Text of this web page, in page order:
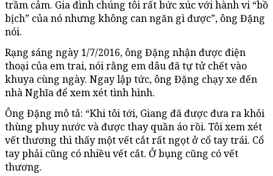
trầm cảm. Gia đình chúng tôi rất bức xúc với hành vi “bồ
bịch” của nó nhưng không can ngăn gì được”, ông Đặng
nói.
Rạng sáng ngày 1/7/2016, ông Đặng nhận được điện
thoại của em trai, nói rằng em dâu đã tự tử chết vào
khuya cùng ngày. Ngay lập tức, ông Đặng chạy xe đến
nhà Nghĩa để xem xét tình hình.
Ông Đặng mô tả: “Khi tôi tới, Giang đã được đưa ra khỏi
thùng phuy nước và được thay quần áo rồi. Tôi xem xét
vết thương thì thấy một vết cắt rất ngọt ở cổ tay trái. Cổ
tay phải cũng có nhiều vết cắt. Ở bụng cũng có vết
thương.